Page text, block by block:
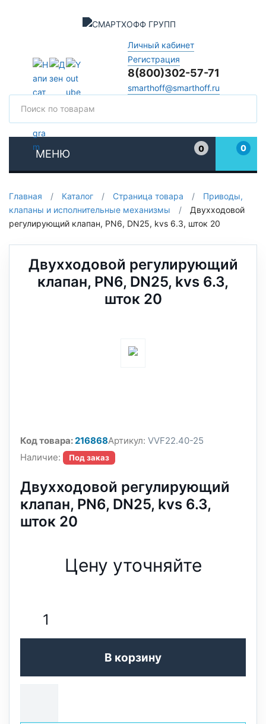
Личный кабинет
Регистрация
8(800)302-57-71
smarthoff@smarthoff.ru
МЕНЮ
0
0
Главная / Каталог / Страница товара /
Приводы,
клапаны и исполнительные механизмы
/
Двухходовой
регулирующий клапан, PN6, DN25, kvs 6.3, шток 20
Двухходовой регулирующий
клапан, PN6, DN25, kvs 6.3,
шток 20
Код товара:216868Артикул: VVF22.40-25
Наличие:
Под заказ
Двухходовой регулирующий
клапан, PN6, DN25, kvs 6.3,
шток 20
Цену уточняйте
В корзину